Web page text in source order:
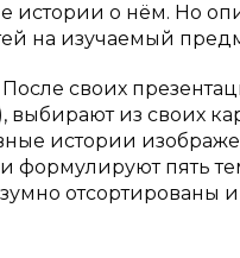
истории о нём. Но
на изучаемый
После своих
выбирают из своих
истории
формулируют пять
отсортированы и